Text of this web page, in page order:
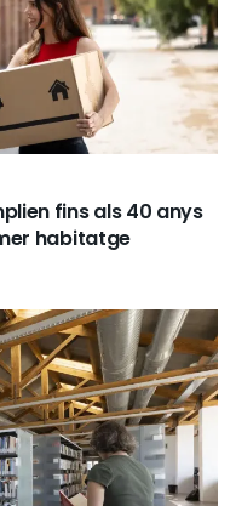
fins als 40 anys
habitatge